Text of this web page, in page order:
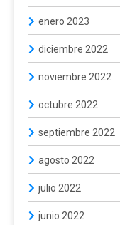
enero 2023
diciembre 2022
noviembre 2022
octubre 2022
septiembre 2022
agosto 2022
julio 2022
junio 2022